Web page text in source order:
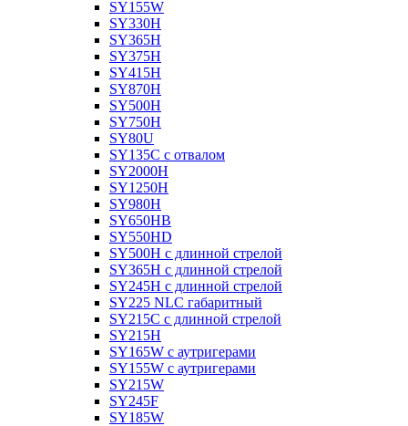
SY155W
SY330H
SY365H
SY375H
SY415H
SY870H
SY500H
SY750H
SY80U
SY135C с отвалом
SY2000H
SY1250H
SY980H
SY650HB
SY550HD
SY500H с длинной стрелой
SY365H с длинной стрелой
SY245H с длинной стрелой
SY225 NLC габаритный
SY215C с длинной стрелой
SY215H
SY165W с аутригерами
SY155W с аутригерами
SY215W
SY245F
SY185W